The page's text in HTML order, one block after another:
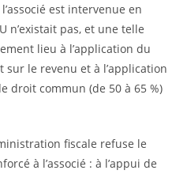
est intervenue en
n’existait pas, et une telle
lieu à l’application du
sur le revenu et à l’application
droit commun (de 50 à 65 %)
fiscale refuse le
à l’associé : à l’appui de